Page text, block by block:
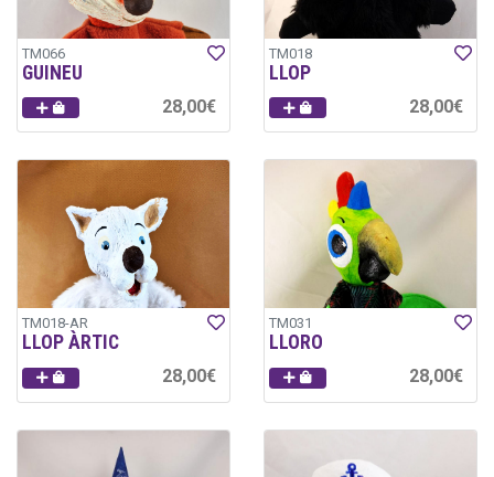
TM066
GUINEU
28,00€
TM018
LLOP
28,00€
TM018-AR
LLOP ÀRTIC
28,00€
TM031
LLORO
28,00€